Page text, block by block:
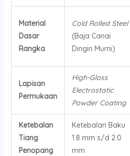
Material
Dasar
Rangka
Cold Rolled Steel
(Baja Canai
Dingin Murni)
Lapisan
Permukaan
High-Gloss
Electrostatic
Powder Coating
Ketebalan
Tiang
Penopang
Ketebalan Baku
1.8 mm s/d 2.0
mm